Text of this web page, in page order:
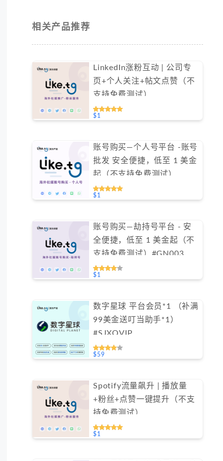
相关产品推荐
LinkedIn涨粉互动 | 公司专
页+个人关注+帖文点赞（不
支持免费测试）
$1
账号购买—个人号平台 -账号
批发 安全便捷，低至 1 美金
起（不支持免费测试）
$1
账号购买—劫持号平台 - 安
全便捷，低至 1 美金起（不
支持免费测试）#GN003
$1
数字星球 平台会员*1 （补满
99美金送叮当助手*1）
#SJXQVIP
$59
Spotify流量飙升 | 播放量
+粉丝+点赞一键提升（不支
持免费测试）
$1